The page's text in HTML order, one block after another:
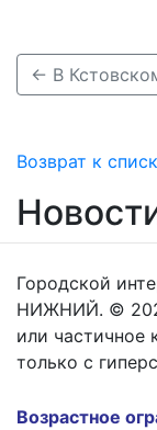
Возврат к
Городской
НИЖНИЙ. ©
или частичное
только с
Возрастное